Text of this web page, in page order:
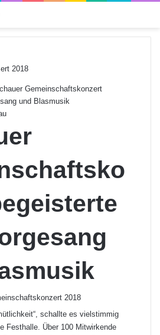
Gemeinschaftskonzert
und Blasmusik
schallte es vielstimmig
Festhalle. Über 100 Mitwirkende